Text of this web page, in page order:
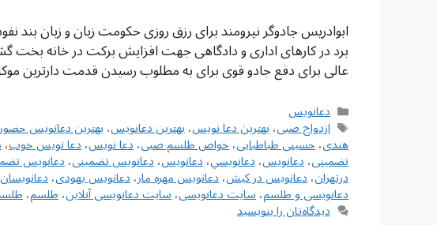
ابوادریس جادوگر نیرومند برای رزق روزی حکومت زبان و زبان بند
برد در کارهای اداری و دادگاهی جهت افزایش برکت در خانه بخت
عالی برای دفع جادو قوی برای به مطلوب رسیدن قدمت دارترین
دسته‌ها
دعانویس
برچسب‌ها
ازدواج صبی،بهترین دعا نویس،بهترین دعانویس،بهترین دعانویس
هندی،حسینی طباطبایی،خواص طلسم صبی،دعا نویس،دعا نویس خوب،
تضمینی،دعانويس،دعانويسي،دعانویس،دعانویس تضمینی،دعانویس
درتهران،دعانویس در کیش،دعانویس مهره مار،دعانویس یهودی،دعانویسان
دعانویسی و طلسم،سایت دعانویسی،سایت دعانویسی آنلاین،طلسم،
دیدگاه‌تان را بنویسید